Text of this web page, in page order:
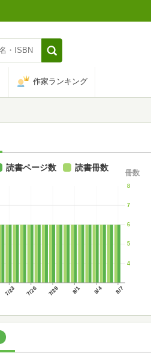
作家ランキング
7/23 7/26 7/29 8/1 8/4 8/7
4
5
6
7
8
冊数
読書ページ数 読書冊数